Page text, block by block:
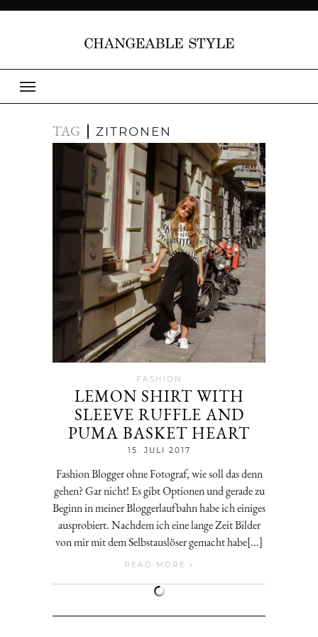
TAG ZITRONEN
FASHION
LEMON SHIRT WITH
SLEEVE RUFFLE AND
PUMA BASKET HEART
15. JULI 2017
Fashion Blogger ohne Fotograf, wie soll das denn
gehen? Gar nicht! Es gibt Optionen und gerade zu
Beginn in meiner Bloggerlaufbahn habe ich einiges
ausprobiert. Nachdem ich eine lange Zeit Bilder
von mir mit dem Selbstauslöser gemacht habe[...]
READ MORE